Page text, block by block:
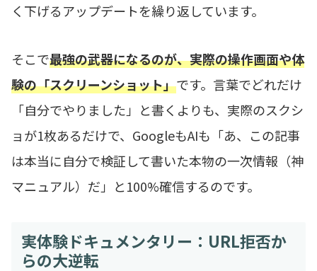
く下げるアップデートを繰り返しています。
そこで最強の武器になるのが、実際の操作画面や体
験の「スクリーンショット」です。言葉でどれだけ
「自分でやりました」と書くよりも、実際のスクシ
ョが1枚あるだけで、GoogleもAIも「あ、この記事
は本当に自分で検証して書いた本物の一次情報（神
マニュアル）だ」と100%確信するのです。
実体験ドキュメンタリー：URL拒否か
らの大逆転